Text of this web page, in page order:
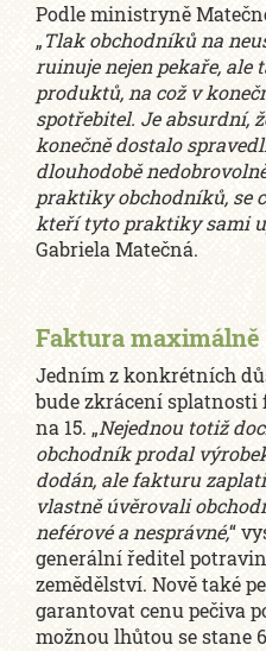
Podle ministryně
„Tlak obchodníků na
ruinuje nejen pekaře,
produktů, na což v
spotřebitel. Je absurdní,
konečně dostalo
dlouhodobě
praktiky obchodníků, se
kteří tyto praktiky sami
Gabriela Matečná.
Faktura maximálně
Jedním z konkrétních
bude zkrácení splatnosti
na 15. „Nejednou totiž
obchodník prodal
dodán, ale fakturu
vlastně úvěrovali
neférové a nesprávné,“
generální ředitel
zemědělství. Nově také
garantovat cenu pečiva
možnou lhůtou se stane